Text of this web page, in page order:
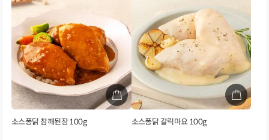
소스퐁닭 참깨된장 100g 소스퐁닭 갈릭마요 100g